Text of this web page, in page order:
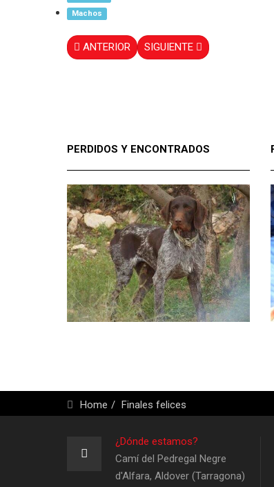
Machos
ANTERIOR SIGUIENTE
PERDIDOS Y ENCONTRADOS
Home Finales felices
¿Dónde estamos?
Camí del Pedregal Negre
d'Alfara, Aldover (Tarragona)